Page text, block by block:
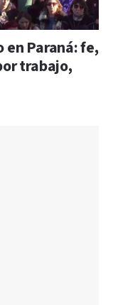
en Paraná: fe,
trabajo,